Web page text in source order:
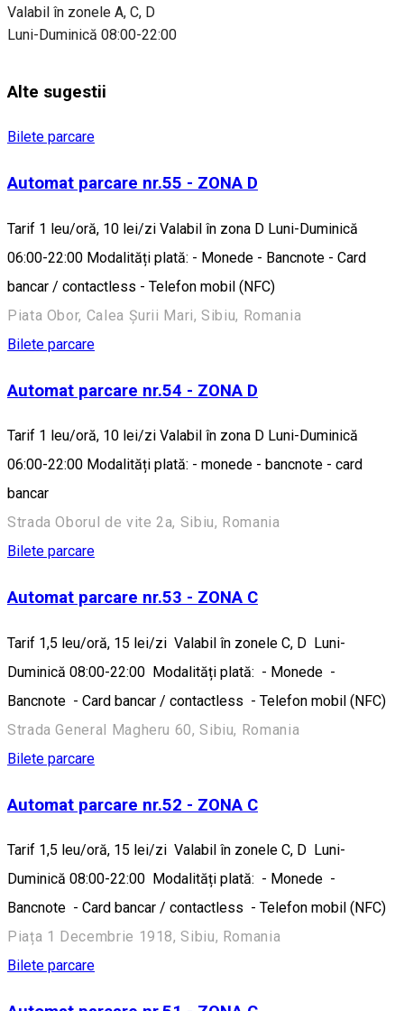
Valabil în zonele A, C, D
Luni-Duminică 08:00-22:00
Alte sugestii
Bilete parcare
Automat parcare nr.55 - ZONA D
Tarif 1 leu/oră, 10 lei/zi Valabil în zona D Luni-Duminică
06:00-22:00 Modalități plată: - Monede - Bancnote - Card
bancar / contactless - Telefon mobil (NFC)
Piata Obor, Calea Șurii Mari, Sibiu, Romania
Bilete parcare
Automat parcare nr.54 - ZONA D
Tarif 1 leu/oră, 10 lei/zi Valabil în zona D Luni-Duminică
06:00-22:00 Modalități plată: - monede - bancnote - card
bancar
Strada Oborul de vite 2a, Sibiu, Romania
Bilete parcare
Automat parcare nr.53 - ZONA C
Tarif 1,5 leu/oră, 15 lei/zi Valabil în zonele C, D Luni-
Duminică 08:00-22:00 Modalități plată: - Monede -
Bancnote - Card bancar / contactless - Telefon mobil (NFC)
Strada General Magheru 60, Sibiu, Romania
Bilete parcare
Automat parcare nr.52 - ZONA C
Tarif 1,5 leu/oră, 15 lei/zi Valabil în zonele C, D Luni-
Duminică 08:00-22:00 Modalități plată: - Monede -
Bancnote - Card bancar / contactless - Telefon mobil (NFC)
Piața 1 Decembrie 1918, Sibiu, Romania
Bilete parcare